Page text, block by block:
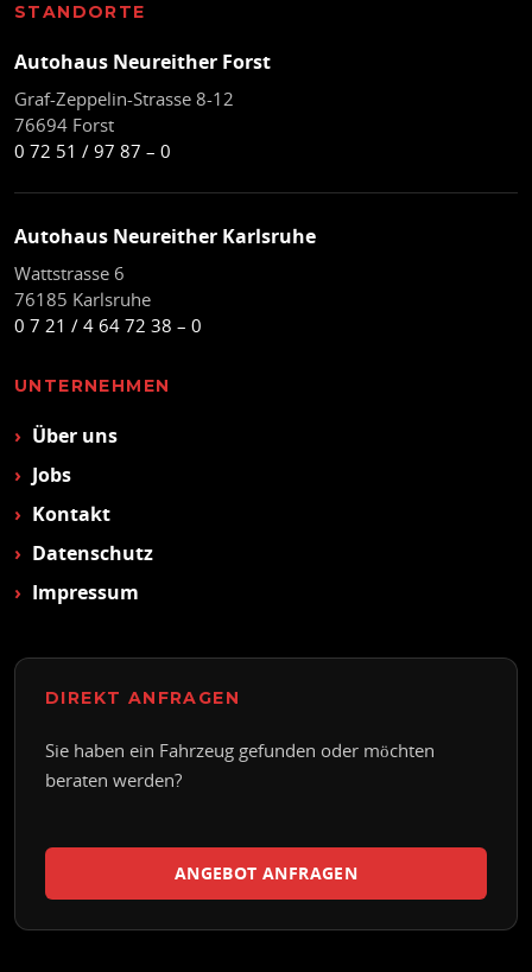
STANDORTE
Autohaus Neureither Forst
Graf-Zeppelin-Strasse 8-12
76694 Forst
0 72 51 / 97 87 – 0
Autohaus Neureither Karlsruhe
Wattstrasse 6
76185 Karlsruhe
0 7 21 / 4 64 72 38 – 0
UNTERNEHMEN
Über uns
Jobs
Kontakt
Datenschutz
Impressum
DIREKT ANFRAGEN
Sie haben ein Fahrzeug gefunden oder möchten
beraten werden?
ANGEBOT ANFRAGEN